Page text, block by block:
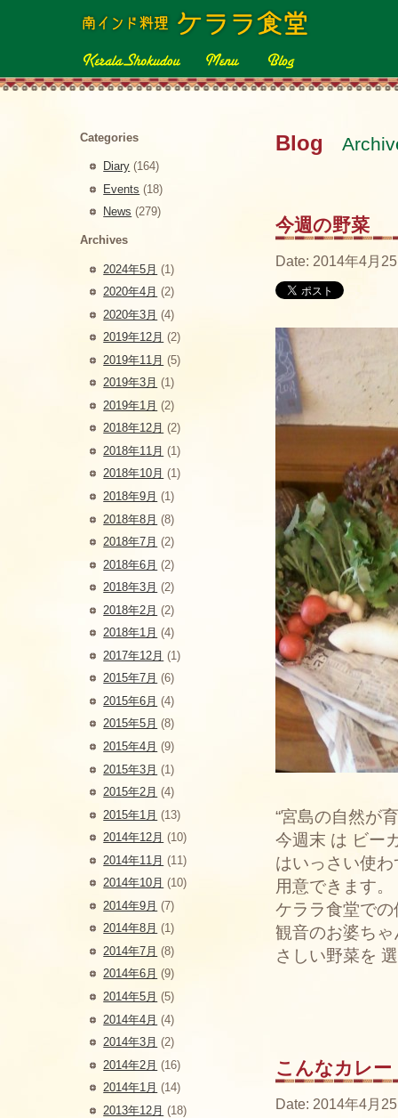
Blog
今週の野菜
Date: 2014年4月
“宮島の自然が
今週末 は ビー
はいっさい使
用意できます。
ケララ食堂で
観音のお婆ち
さしい野菜を
こんなカレー
Date: 2014年4月
Categories
Diary (164)
Events (18)
News (279)
Archives
2024年5月 (1)
2020年4月 (2)
2020年3月 (4)
2019年12月 (2)
2019年11月 (5)
2019年3月 (1)
2019年1月 (2)
2018年12月 (2)
2018年11月 (1)
2018年10月 (1)
2018年9月 (1)
2018年8月 (8)
2018年7月 (2)
2018年6月 (2)
2018年3月 (2)
2018年2月 (2)
2018年1月 (4)
2017年12月 (1)
2015年7月 (6)
2015年6月 (4)
2015年5月 (8)
2015年4月 (9)
2015年3月 (1)
2015年2月 (4)
2015年1月 (13)
2014年12月 (10)
2014年11月 (11)
2014年10月 (10)
2014年9月 (7)
2014年8月 (1)
2014年7月 (8)
2014年6月 (9)
2014年5月 (5)
2014年4月 (4)
2014年3月 (2)
2014年2月 (16)
2014年1月 (14)
2013年12月 (18)